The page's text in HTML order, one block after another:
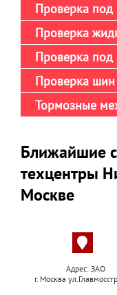
Проверка под
Проверка
Проверка под
Проверка шин
Тормозные
Ближайшие
техцентры
Москве
Адрес: ЗАО
г. Москва